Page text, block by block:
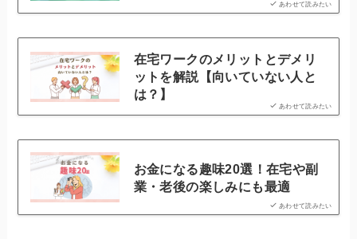
あわせて読みたい
あわせて読みたい
在宅ワークのメリットとデメリ
ットを解説【向いていない人と
は？】
あわせて読みたい
お金になる趣味20選！在宅や副
業・老後の楽しみにも最適